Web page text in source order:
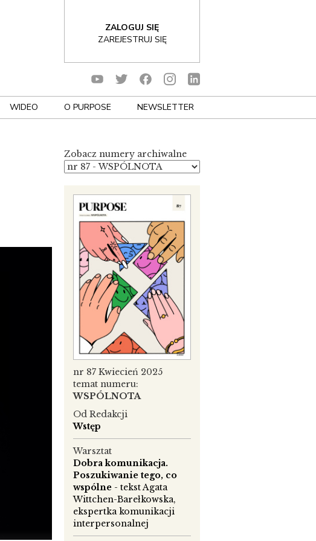
ZALOGUJ SIĘ
ZAREJESTRUJ SIĘ
WIDEO O PURPOSE NEWSLETTER
Zobacz numery archiwalne
nr 87 Kwiecień 2025
temat numeru:
WSPÓLNOTA
Od Redakcji
Wstęp
Warsztat
Dobra komunikacja.
Poszukiwanie tego, co
wspólne - tekst Agata
Wittchen-Barełkowska,
ekspertka komunikacji
interpersonalnej